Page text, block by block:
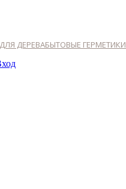
ДЕРЕВАБЫТОВЫЕ ГЕРМЕТИКИ